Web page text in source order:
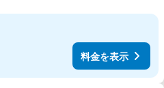
料金を表示